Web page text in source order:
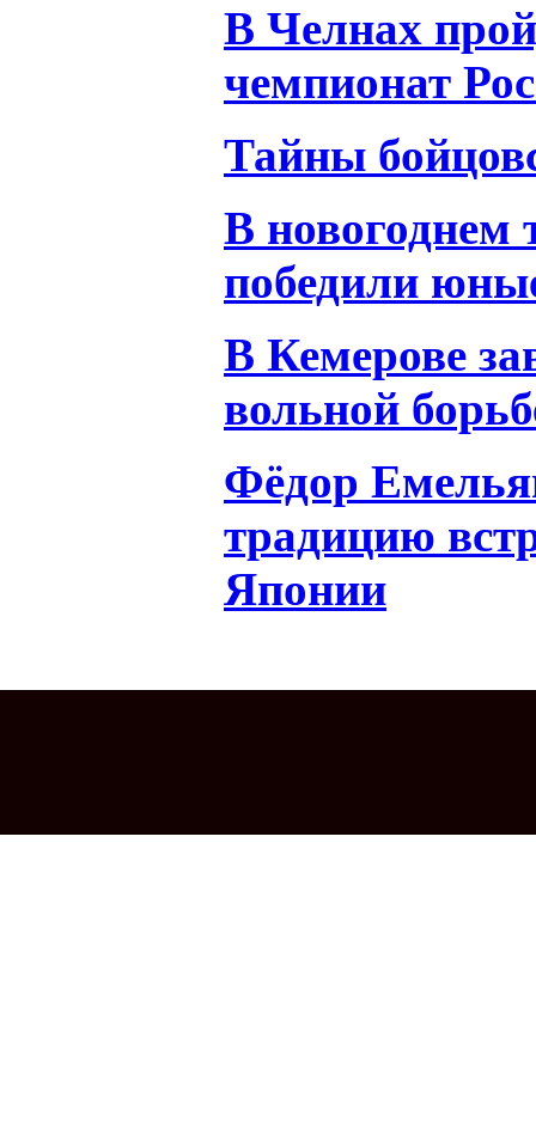
В Челнах
чемпионат
Тайны
В новогоднем
победили
В Кемерове
вольной
Фёдор
традицию
Японии